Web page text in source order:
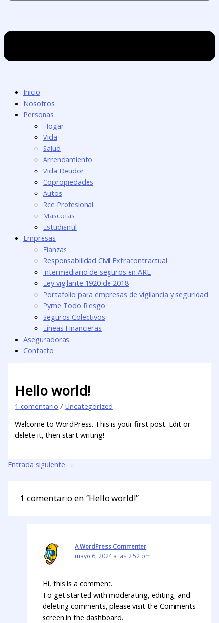
Inicio
Nosotros
Personas
Hogar
Vida
Salud
Arrendamiento
Vida Deudor
Copropiedades
Autos
Rce Profesional
Mascotas
Estudiantil
Empresas
Fianzas
Responsabilidad Civil Extracontractual
Intermediario de seguros en ARL
Ley vigilante 1920 de 2018
Portafolio para empresas de vigilancia y seguridad
Pyme Todo Riesgo
Seguros Colectivos
Líneas Financieras
Aseguradoras
Contacto
Hello world!
1 comentario / Uncategorized
Welcome to WordPress. This is your first post. Edit or
delete it, then start writing!
Entrada siguiente →
1 comentario en “Hello world!”
A WordPress Commenter
mayo 6, 2024 a las 2:52 pm
Hi, this is a comment.
To get started with moderating, editing, and
deleting comments, please visit the Comments
screen in the dashboard.